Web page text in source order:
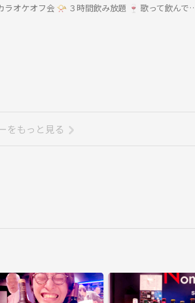
会 📯 ３時間飲み放題 🍷 歌って飲んで楽しもう🎤に参加
をもっと見る